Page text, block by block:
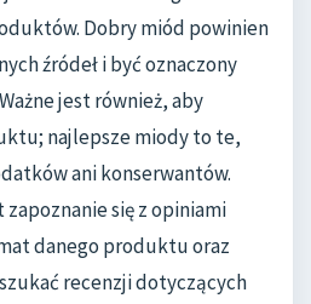
Dobry miód powinien
źródeł i być oznaczony
jest również, aby
najlepsze miody to te,
ani konserwantów.
się z opiniami
danego produktu oraz
recenzji dotyczących